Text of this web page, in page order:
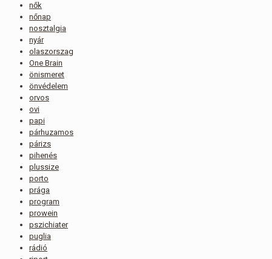
nők
nőnap
nosztalgia
nyár
olaszorszag
One Brain
önismeret
önvédelem
orvos
ovi
papi
párhuzamos
párizs
pihenés
plussize
porto
prága
program
prowein
pszichiater
puglia
rádió